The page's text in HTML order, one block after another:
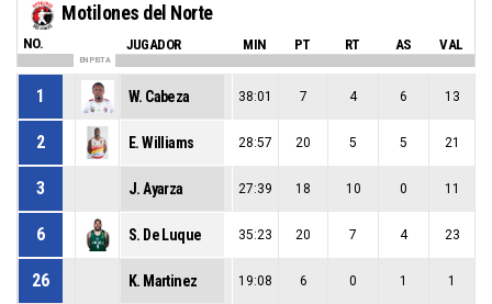
Motilones del Norte
NO. JUGADOR MIN PT RT AS VAL
EN PISTA
1 W. Cabeza 38:01 7 4 6 13
2 E. Williams 28:57 20 5 5 21
3 J. Ayarza 27:39 18 10 0 11
6 S. De Luque 35:23 20 7 4 23
26 K. Martinez 19:08 6 0 1 1